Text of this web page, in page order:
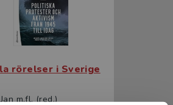
rörelser i Sverige
m.fl. (red.)